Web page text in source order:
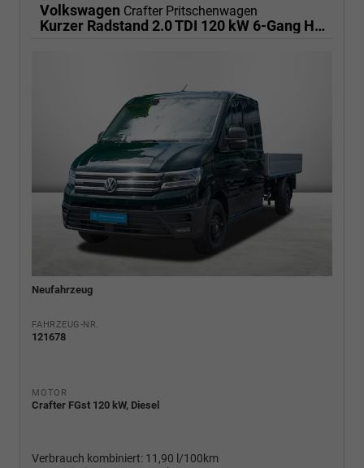
Volkswagen Crafter Pritschenwagen
Kurzer Radstand 2.0 TDI 120 kW 6-Gang Heckantrieb, Klima
Neufahrzeug
FAHRZEUG-NR.
121678
MOTOR
Crafter FGst 120 kW, Diesel
Verbrauch kombiniert: 11,90 l/100km